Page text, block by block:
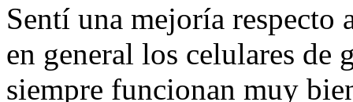
Sentí una mejoría
en general los celulares de
siempre funcionan muy